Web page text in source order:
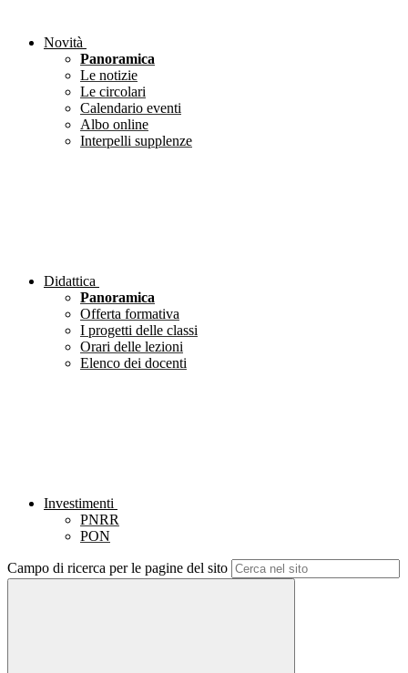
Novità
Panoramica
Le notizie
Le circolari
Calendario eventi
Albo online
Interpelli supplenze
Didattica
Panoramica
Offerta formativa
I progetti delle classi
Orari delle lezioni
Elenco dei docenti
Investimenti
PNRR
PON
Campo di ricerca per le pagine del sito